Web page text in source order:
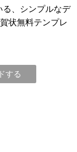
、シンプルなデ
状無料テンプレ
する